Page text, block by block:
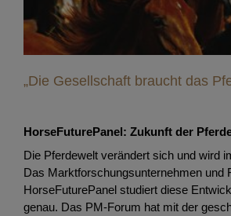
„Die Gesellschaft braucht das
HorseFuturePanel: Zukunft der
Die Pferdewelt verändert sich und wird
Das Marktforschungsunternehmen und
HorseFuturePanel studiert diese
genau. Das PM-Forum hat mit der